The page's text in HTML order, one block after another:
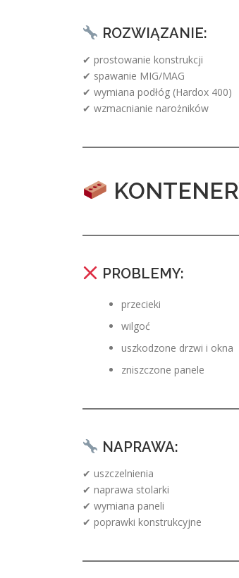
ROZWIĄZANIE:
✔ prostowanie konstrukcji
✔ spawanie MIG/MAG
✔ wymiana podłóg (Hardox 400)
✔ wzmacnianie narożników
PROBLEMY:
przecieki
wilgoć
uszkodzone drzwi i okna
zniszczone panele
NAPRAWA:
✔ uszczelnienia
✔ naprawa stolarki
✔ wymiana paneli
✔ poprawki konstrukcyjne